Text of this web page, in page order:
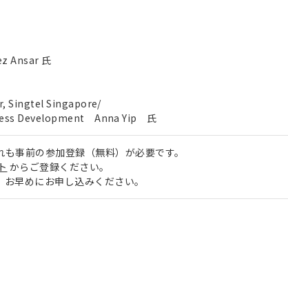
Ansar 氏
Singtel Singapore/
Development Anna Yip 氏
事前の参加登録（無料）が必要です。
からご登録ください。
早めにお申し込みください。